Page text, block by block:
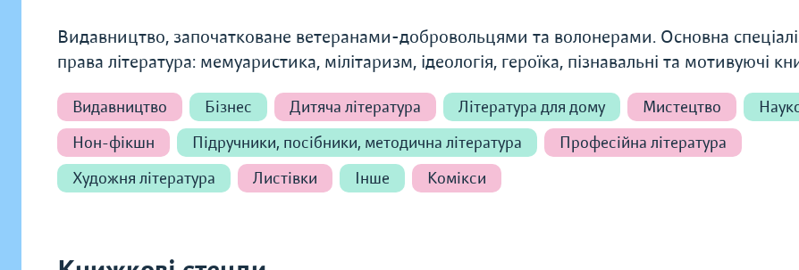
Видавництво, започатковане ветеранами-добровольцями та волонерами. Основна
права література: мемуаристика, мілітаризм, ідеологія, героїка, пізнавальні та мотивуючі
Видавництво Бізнес Дитяча література Література для дому Мистецтво
Нон-фікшн
Підручники, посібники, методична література
Професійна література
Художня література
Листівки Інше Комікси